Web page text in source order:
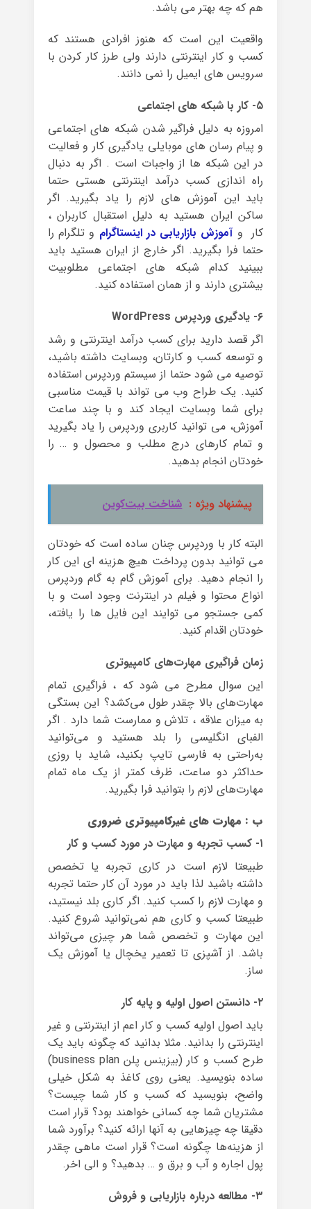
هم که چه بهتر می باشد.
واقعیت این است که هنوز افرادی هستند که
کسب و کار اینترنتی دارند ولی طرز کار کردن با
سرویس های ایمیل را نمی دانند.
۵- کار با شبکه های اجتماعی
امروزه به دلیل فراگیر شدن شبکه های اجتماعی
و پیام رسان های موبایلی یادگیری کار و فعالیت
در این شبکه ها از واجبات است . اگر به دنبال
راه اندازی کسب درآمد اینترنتی هستی حتما
باید این آموزش های لازم را یاد بگیرید. اگر
ساکن ایران هستید به دلیل استقبال کاربران ،
کار وآموزش بازاریابی در اینستاگرام و تلگرام را
حتما فرا بگیرید. اگر خارج از ایران هستید باید
ببینید کدام شبکه های اجتماعی مطلوبیت
بیشتری دارند و از همان استفاده کنید.
۶- یادگیری وردپرس WordPress
اگر قصد دارید برای کسب درآمد اینترنتی و رشد
و توسعه کسب و کارتان، وبسایت داشته باشید،
توصیه می شود حتما از سیستم وردپرس استفاده
کنید. یک طراح وب می تواند با قیمت مناسبی
برای شما وبسایت ایجاد کند و با چند ساعت
آموزش، می توانید کاربری وردپرس را یاد بگیرید
و تمام کارهای درج مطلب و محصول و … را
خودتان انجام بدهید.
پیشنهاد ویژه : شناخت بیت‌کوین
البته کار با وردپرس چنان ساده است که خودتان
می توانید بدون پرداخت هیچ هزینه ای این کار
را انجام دهید. برای آموزش گام به گام وردپرس
انواع محتوا و فیلم در اینترنت وجود است و با
کمی جستجو می توایند این فایل ها را یافته،
خودتان اقدام کنید.
زمان فراگیری مهارت‌های کامپیوتری
این سوال مطرح می شود که ، فراگیری تمام
مهارت‌های بالا چقدر طول می‌کشد؟ این بستگی
به میزان علاقه ، تلاش و ممارست شما دارد . اگر
الفبای انگلیسی را بلد هستید و می‌توانید
به‌راحتی به فارسی تایپ بکنید، شاید با روزی
حداکثر دو ساعت، ظرف کمتر از یک ماه تمام
مهارت‌های لازم را بتوانید فرا بگیرید.
ب : مهارت های غیرکامپیوتری ضروری
۱- کسب تجربه و مهارت در مورد کسب و کار
طبیعتا لازم است در کاری تجربه یا تخصص
داشته باشید لذا باید در مورد آن کار حتما تجربه
و مهارت لازم را کسب کنید. اگر کاری بلد نیستید،
طبیعتا کسب و کاری هم نمی‌توانید شروع کنید.
این مهارت و تخصص شما هر چیزی می‌تواند
باشد. از آشپزی تا تعمیر یخچال یا آموزش یک
ساز.
۲- دانستن اصول اولیه و پایه کار
باید اصول اولیه کسب و کار اعم از اینترنتی و غیر
اینترنتی را بدانید. مثلا بدانید که چگونه باید یک
طرح کسب و کار (بیزینس پلن business plan)
ساده بنویسید. یعنی روی کاغذ به شکل خیلی
واضح، بنویسید که کسب و کار شما چیست؟
مشتریان شما چه کسانی خواهند بود؟ قرار است
دقیقا چه چیزهایی به آنها ارائه کنید؟ برآورد شما
از هزینه‌ها چگونه است؟ قرار است ماهی چقدر
پول اجاره و آب و برق و … بدهید؟ و الی اخر.
۳- مطالعه درباره بازاریابی و فروش